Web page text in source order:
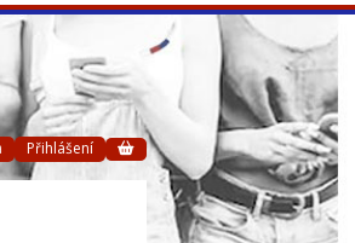
Přihlášení